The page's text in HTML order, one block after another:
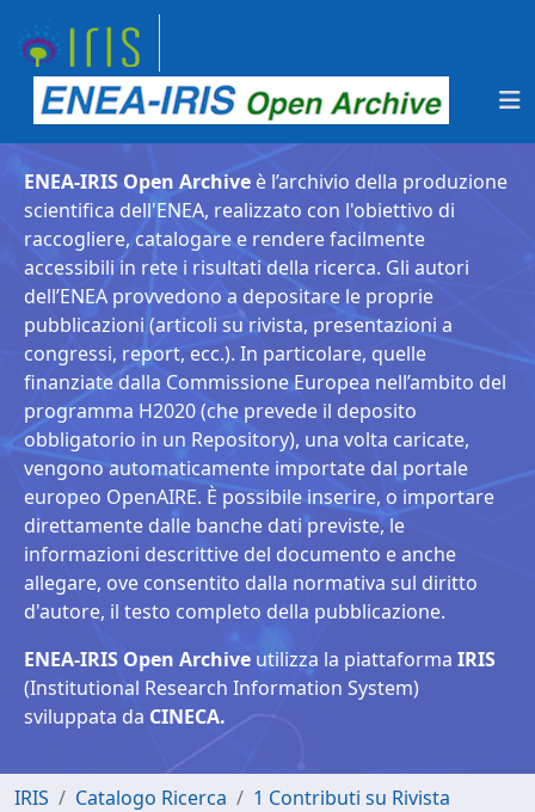
ENEA-IRIS Open Archive è l’archivio della produzione
scientifica dell'ENEA, realizzato con l'obiettivo di
raccogliere, catalogare e rendere facilmente
accessibili in rete i risultati della ricerca. Gli autori
dell’ENEA provvedono a depositare le proprie
pubblicazioni (articoli su rivista, presentazioni a
congressi, report, ecc.). In particolare, quelle
finanziate dalla Commissione Europea nell’ambito del
programma H2020 (che prevede il deposito
obbligatorio in un Repository), una volta caricate,
vengono automaticamente importate dal portale
europeo OpenAIRE. È possibile inserire, o importare
direttamente dalle banche dati previste, le
informazioni descrittive del documento e anche
allegare, ove consentito dalla normativa sul diritto
d'autore, il testo completo della pubblicazione.
ENEA-IRIS Open Archive utilizza la piattaforma IRIS
(Institutional Research Information System)
sviluppata da CINECA.
IRIS Catalogo Ricerca
1 Contributi su Rivista